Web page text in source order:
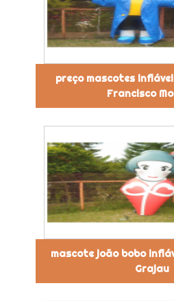
preço mascotes
Francisco
mascote joão bobo
Grajau